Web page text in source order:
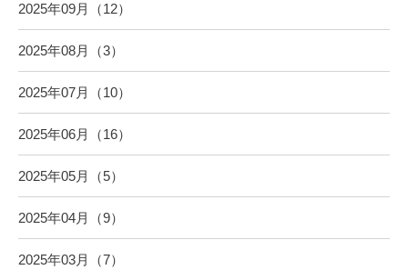
2025年09月（12）
2025年08月（3）
2025年07月（10）
2025年06月（16）
2025年05月（5）
2025年04月（9）
2025年03月（7）